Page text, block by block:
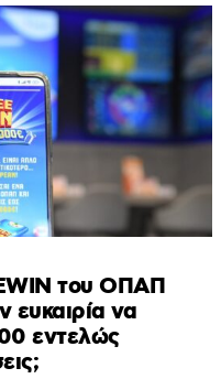
του ΟΠΑΠ
ευκαιρία να
εντελώς